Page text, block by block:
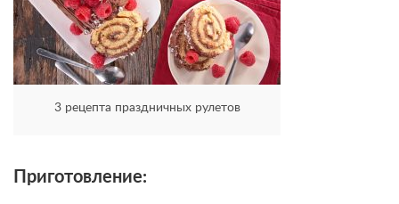
3 рецепта праздничных рулетов
Приготовление: